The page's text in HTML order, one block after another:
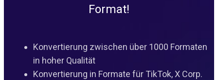
Format!
Konvertierung zwischen über 1000 Formaten
in hoher Qualität
Konvertierung in Formate für TikTok, X Corp.